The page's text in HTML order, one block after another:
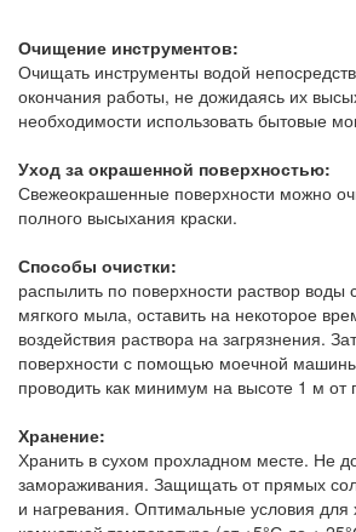
Очищение инструментов:
Очищать инструменты водой
окончания работы, не дожидаясь их
необходимости использовать бытовые
Уход за окрашенной поверхностью:
Свежеокрашенные поверхности можно
полного высыхания краски.
Способы очистки:
распылить по поверхности раствор воды
мягкого мыла, оставить на некоторое
воздействия раствора на загрязнения.
поверхности с помощью моечной
проводить как минимум на высоте 1 м от
Хранение:
Хранить в сухом прохладном месте. Не
замораживания. Защищать от прямых
и нагревания. Оптимальные условия для